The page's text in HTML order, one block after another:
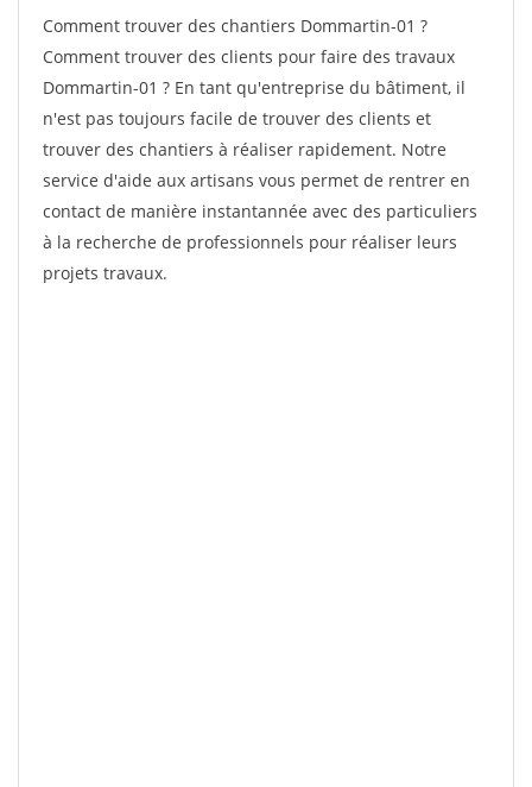
Comment trouver des chantiers Dommartin-01 ?
Comment trouver des clients pour faire des travaux
Dommartin-01 ? En tant qu'entreprise du bâtiment, il
n'est pas toujours facile de trouver des clients et
trouver des chantiers à réaliser rapidement. Notre
service d'aide aux artisans vous permet de rentrer en
contact de manière instantannée avec des particuliers
à la recherche de professionnels pour réaliser leurs
projets travaux.